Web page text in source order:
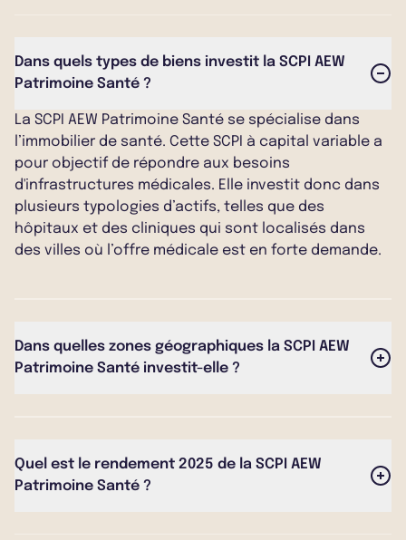
Dans quels types de biens investit la SCPI AEW
Patrimoine Santé ?
La SCPI AEW Patrimoine Santé se spécialise dans
l’immobilier de santé. Cette SCPI à capital variable a
pour objectif de répondre aux besoins
d'infrastructures médicales. Elle investit donc dans
plusieurs typologies d’actifs, telles que des
hôpitaux et des cliniques qui sont localisés dans
des villes où l’offre médicale est en forte demande.
Dans quelles zones géographiques la SCPI AEW
Patrimoine Santé investit-elle ?
portefeuille.
Quel est le rendement 2025 de la SCPI AEW
Patrimoine Santé ?